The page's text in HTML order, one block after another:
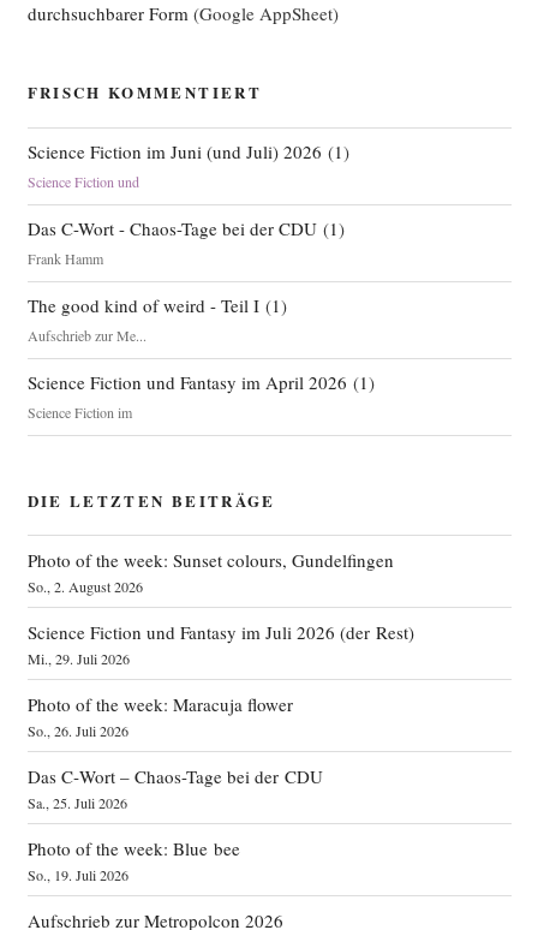
durchsuchbarer Form(Google AppSheet)
FRISCH KOMMENTIERT
Science Fiction im Juni (und Juli) 2026 (1)
Science Fiction und
Das C-Wort - Chaos-Tage bei der CDU(1)
Frank Hamm
The good kind of weird - Teil I(1)
Aufschrieb zur Me...
Science Fiction und Fantasy im April 2026 (1)
Science Fiction im
DIE LETZTEN BEITRÄGE
Photo of the week: Sunset colours, Gundelfingen
So., 2. August 2026
Science Fiction und Fantasy im Juli 2026 (der Rest)
Mi., 29. Juli 2026
Photo of the week: Maracuja flower
So., 26. Juli 2026
Das C‑Wort – Chaos-Tage bei der CDU
Sa., 25. Juli 2026
Photo of the week: Blue bee
So., 19. Juli 2026
Aufschrieb zur Metropolcon 2026